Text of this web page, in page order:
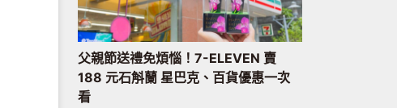
父親節送禮免煩惱！7-ELEVEN 賣
188 元石斛蘭 星巴克、百貨優惠一次
看